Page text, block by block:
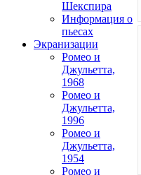
Шекспира
Информация о
пьесах
Экранизации
Ромео и
Джульетта,
1968
Ромео и
Джульетта,
1996
Ромео и
Джульетта,
1954
Ромео и